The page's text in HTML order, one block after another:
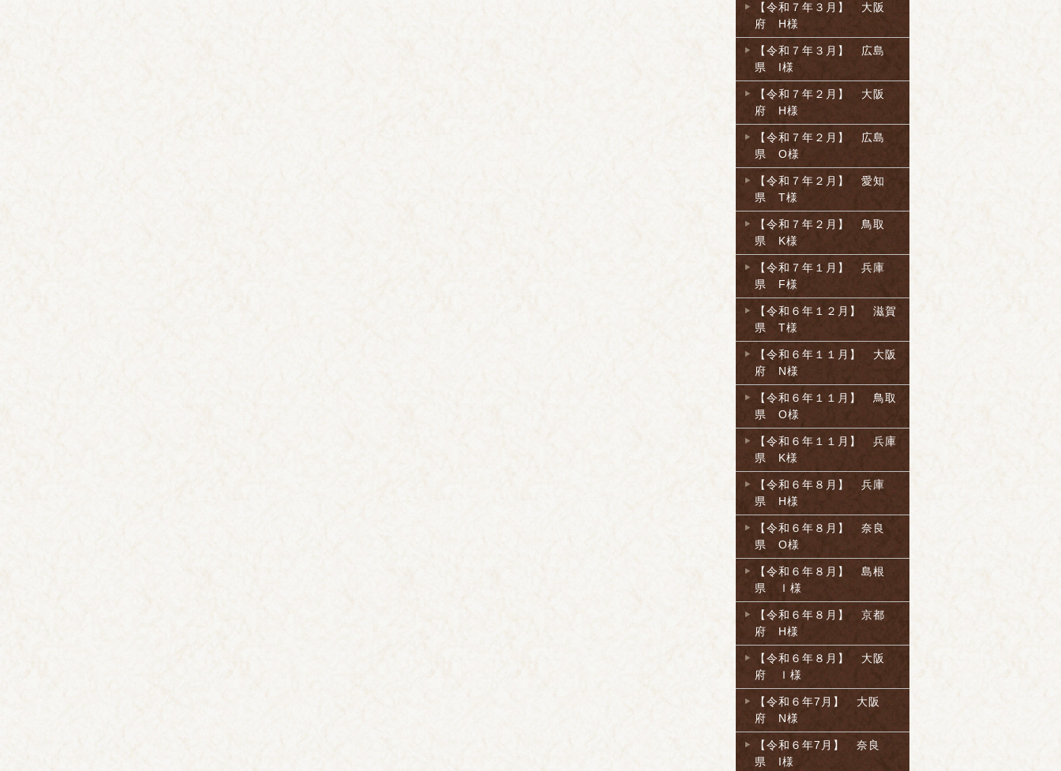
【令和７年３月】 大阪
府 H様
【令和７年３月】 広島
県 I様
【令和７年２月】 大阪
府 H様
【令和７年２月】 広島
県 O様
【令和７年２月】 愛知
県 T様
【令和７年２月】 鳥取
県 K様
【令和７年１月】 兵庫
県 F様
【令和６年１２月】 滋賀
県 T様
【令和６年１１月】 大阪
府 N様
【令和６年１１月】 鳥取
県 O様
【令和６年１１月】 兵庫
県 K様
【令和６年８月】 兵庫
県 H様
【令和６年８月】 奈良
県 O様
【令和６年８月】 島根
県 Ｉ様
【令和６年８月】 京都
府 H様
【令和６年８月】 大阪
府 Ｉ様
【令和６年7月】 大阪
府 N様
【令和６年7月】 奈良
県 I様